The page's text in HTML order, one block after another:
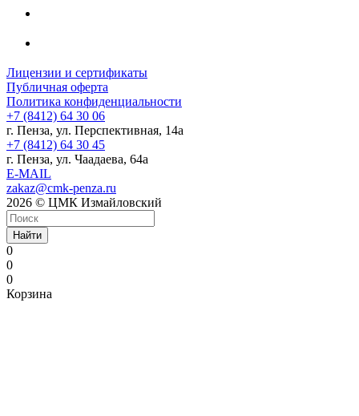
Лицензии и сертификаты
Публичная оферта
Политика конфиденциальности
+7 (8412) 64 30 06
г. Пенза, ул. Перспективная, 14а
+7 (8412) 64 30 45
г. Пенза, ул. Чаадаева, 64а
E-MAIL
zakaz@cmk-penza.ru
2026 © ЦМК Измайловский
Найти
0
0
0
Корзина